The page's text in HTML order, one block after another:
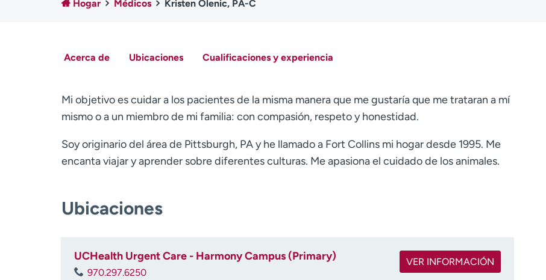
Hogar Médicos Kristen Olenic, PA-C
Acerca de Ubicaciones Cualificaciones y experiencia
Mi objetivo es cuidar a los pacientes de la misma manera que me gustaría que me trataran a mí
mismo o a un miembro de mi familia: con compasión, respeto y honestidad.
Soy originario del área de Pittsburgh, PA y he llamado a Fort Collins mi hogar desde 1995. Me
encanta viajar y aprender sobre diferentes culturas. Me apasiona el cuidado de los animales.
Ubicaciones
UCHealth Urgent Care - Harmony Campus (Primary)
970.297.6250
VER INFORMACIÓN